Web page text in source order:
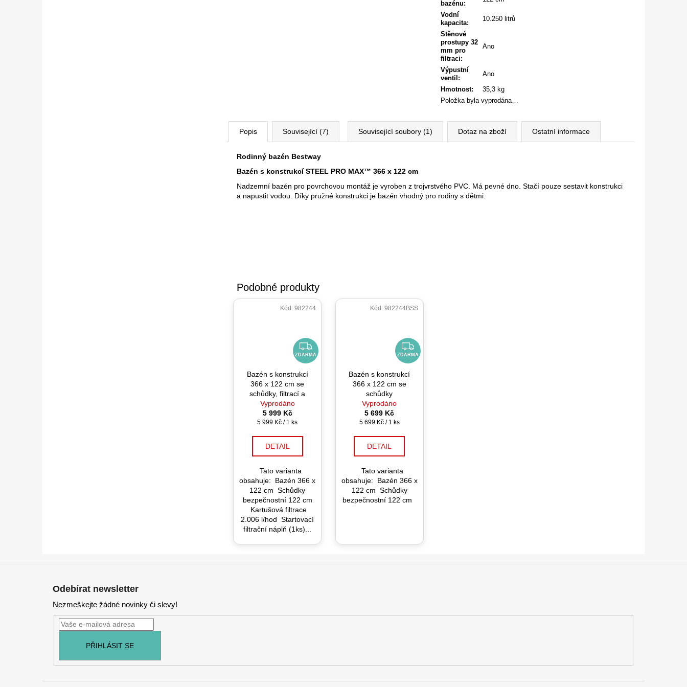
bazénu:
Vodní
kapacita:
10.250 litrů
Stěnové
prostupy 32
mm pro
filtraci:
Ano
Výpustní
ventil:
Ano
Hmotnost:
35,3 kg
Položka byla vyprodána…
Popis Související (7) Související soubory (1) Dotaz na zboží Ostatní informace
Rodinný bazén Bestway
Bazén s konstrukcí STEEL PRO MAX™ 366 x 122 cm
Nadzemní bazén pro povrchovou montáž je vyroben z trojvrstvého PVC. Má pevné dno. Stačí pouze sestavit konstrukci
a napustit vodou. Díky pružné konstrukci je bazén vhodný pro rodiny s dětmi.
Z
D
ZDARMA
Bazén s konstrukcí
366 x 122 cm se
schůdky, filtrací a
příslušenstvím
Vyprodáno
5 999 Kč
Měrná
5 999 Kč / 1 ks
DETAIL
Tato varianta
obsahuje: Bazén 366 x
122 cm Schůdky
bezpečnostní 122 cm
Kartušová filtrace
2.006 l/hod Startovací
filtrační náplň (1ks)...
Kód:982244
Z
D
ZDARMA
Bazén s konstrukcí
366 x 122 cm se
schůdky
Vyprodáno
5 699 Kč
Měrná
5 699 Kč / 1 ks
DETAIL
Tato varianta
obsahuje: Bazén 366 x
122 cm Schůdky
bezpečnostní 122 cm
Kód: 982244BSS
Odebírat newsletter
Nezmeškejte žádné novinky či slevy!
PŘIHLÁSIT SE